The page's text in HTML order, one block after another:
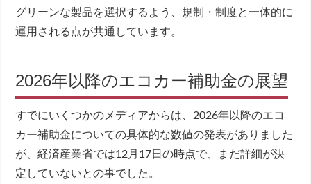
グリーンな製品を選択するよう、規制・制度と一体的に
運用される点が共通しています。
2026年以降のエコカー補助金の展望
すでにいくつかのメディアからは、2026年以降のエコ
カー補助金についての具体的な数値の発表がありました
が、経済産業省では12月17日の時点で、まだ詳細が決
定していないとの事でした。